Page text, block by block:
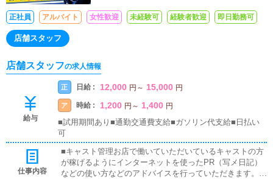
正社員 アルバイト 女性歓迎 未経験可 経験者歓迎 即日勤務可
店舗スタッフ
店舗スタッフの求人情報
給与
正 日給 : 12,000 円 ～ 15,000 円
ア 時給 : 1,200 円 ～ 1,400 円
■試用期間あり■通勤交通費支給■ガソリン代支給■日払い
可
仕事内容
■キャスト管理お店で働いていただいているキャストの方
が稼げるようにインターネットを使ったPR（写メ日記）
などの使い方などのアドバイスを行っていただきます。■